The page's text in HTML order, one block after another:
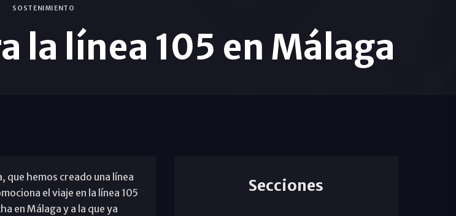
SOSTENIMIENTO
la línea 105 en Málaga
que hemos creado una línea
el viaje en la línea 105
en Málaga y a la que ya
Secciones